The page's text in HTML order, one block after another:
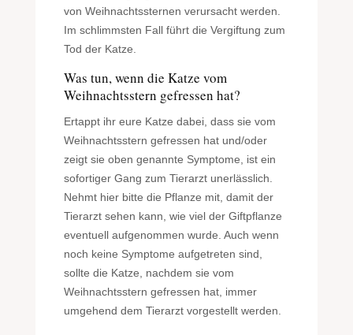
von Weihnachtssternen verursacht werden.
Im schlimmsten Fall führt die Vergiftung zum
Tod der Katze.
Was tun, wenn die Katze vom
Weihnachtsstern gefressen hat?
Ertappt ihr eure Katze dabei, dass sie vom
Weihnachtsstern gefressen hat und/oder
zeigt sie oben genannte Symptome, ist ein
sofortiger Gang zum Tierarzt unerlässlich.
Nehmt hier bitte die Pflanze mit, damit der
Tierarzt sehen kann, wie viel der Giftpflanze
eventuell aufgenommen wurde. Auch wenn
noch keine Symptome aufgetreten sind,
sollte die Katze, nachdem sie vom
Weihnachtsstern gefressen hat, immer
umgehend dem Tierarzt vorgestellt werden.